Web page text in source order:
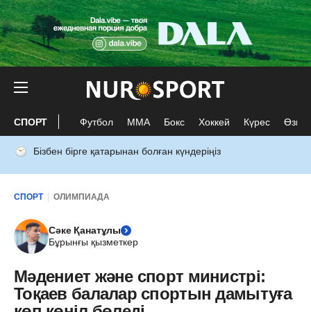
СПОРТ Футбол ММА Бокс Хоккей Күрес Өзге
Бізбен бірге қатарынан болған күндеріңіз
СПОРТ ОЛИМПИАДА
Сәке Қанатұлы
Бұрынғы қызметкер
Мәдениет және спорт министрі:
Тоқаев балалар спортын дамытуға